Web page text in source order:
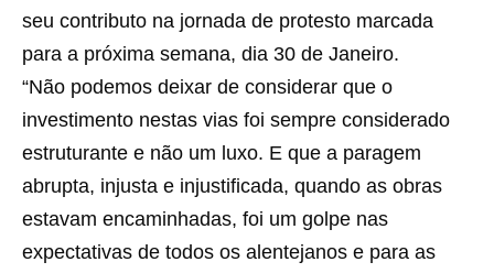
seu contributo na jornada de protesto marcada
para a próxima semana, dia 30 de Janeiro.
“Não podemos deixar de considerar que o
investimento nestas vias foi sempre considerado
estruturante e não um luxo. E que a paragem
abrupta, injusta e injustificada, quando as obras
estavam encaminhadas, foi um golpe nas
expectativas de todos os alentejanos e para as